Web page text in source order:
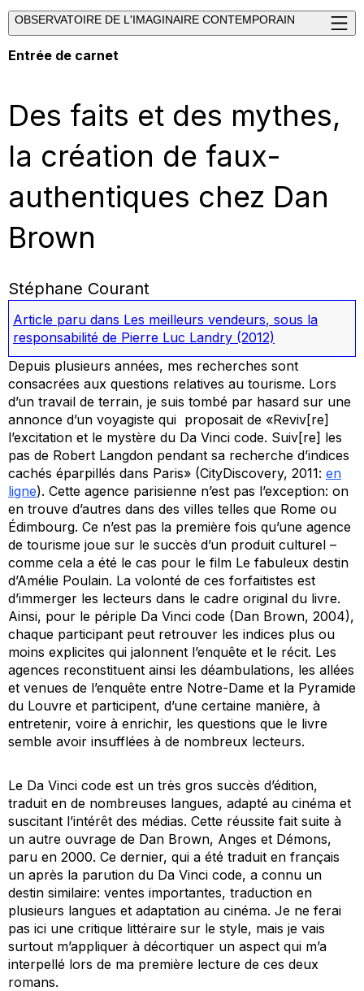
OBSERVATOIRE DE L'IMAGINAIRE CONTEMPORAIN
Entrée de carnet
Des faits et des mythes,
la création de faux-
authentiques chez Dan
Brown
Stéphane Courant
Article paru dans Les meilleurs vendeurs, sous la
responsabilité de Pierre Luc Landry (2012)
Depuis plusieurs années, mes recherches sont
consacrées aux questions relatives au tourisme. Lors
d’un travail de terrain, je suis tombé par hasard sur une
annonce d’un voyagiste qui proposait de «Reviv[re]
l’excitation et le mystère du Da Vinci code. Suiv[re] les
pas de Robert Langdon pendant sa recherche d’indices
cachés éparpillés dans Paris» (CityDiscovery, 2011: en
ligne). Cette agence parisienne n’est pas l’exception: on
en trouve d’autres dans des villes telles que Rome ou
Édimbourg. Ce n’est pas la première fois qu’une agence
de tourisme joue sur le succès d’un produit culturel –
comme cela a été le cas pour le film Le fabuleux destin
d’Amélie Poulain. La volonté de ces forfaitistes est
d’immerger les lecteurs dans le cadre original du livre.
Ainsi, pour le périple Da Vinci code (Dan Brown, 2004),
chaque participant peut retrouver les indices plus ou
moins explicites qui jalonnent l’enquête et le récit. Les
agences reconstituent ainsi les déambulations, les allées
et venues de l’enquête entre Notre-Dame et la Pyramide
du Louvre et participent, d’une certaine manière, à
entretenir, voire à enrichir, les questions que le livre
semble avoir insufflées à de nombreux lecteurs.
Le Da Vinci code est un très gros succès d’édition,
traduit en de nombreuses langues, adapté au cinéma et
suscitant l’intérêt des médias. Cette réussite fait suite à
un autre ouvrage de Dan Brown, Anges et Démons,
paru en 2000. Ce dernier, qui a été traduit en français
un après la parution du Da Vinci code, a connu un
destin similaire: ventes importantes, traduction en
plusieurs langues et adaptation au cinéma. Je ne ferai
pas ici une critique littéraire sur le style, mais je vais
surtout m’appliquer à décortiquer un aspect qui m’a
interpellé lors de ma première lecture de ces deux
romans.